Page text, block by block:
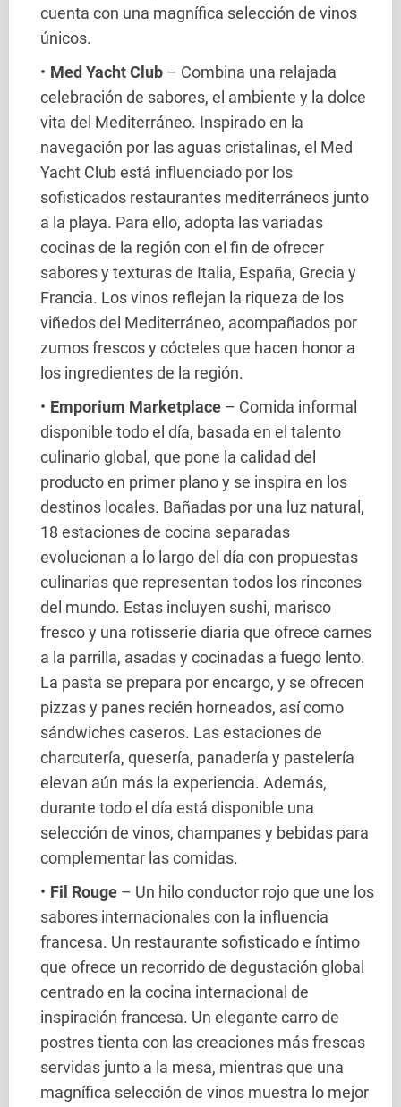
cuenta con una magnífica selección de vinos
únicos.
Med Yacht Club – Combina una relajada
celebración de sabores, el ambiente y la dolce
vita del Mediterráneo. Inspirado en la
navegación por las aguas cristalinas, el Med
Yacht Club está influenciado por los
sofisticados restaurantes mediterráneos junto
a la playa. Para ello, adopta las variadas
cocinas de la región con el fin de ofrecer
sabores y texturas de Italia, España, Grecia y
Francia. Los vinos reflejan la riqueza de los
viñedos del Mediterráneo, acompañados por
zumos frescos y cócteles que hacen honor a
los ingredientes de la región.
Emporium Marketplace – Comida informal
disponible todo el día, basada en el talento
culinario global, que pone la calidad del
producto en primer plano y se inspira en los
destinos locales. Bañadas por una luz natural,
18 estaciones de cocina separadas
evolucionan a lo largo del día con propuestas
culinarias que representan todos los rincones
del mundo. Estas incluyen sushi, marisco
fresco y una rotisserie diaria que ofrece carnes
a la parrilla, asadas y cocinadas a fuego lento.
La pasta se prepara por encargo, y se ofrecen
pizzas y panes recién horneados, así como
sándwiches caseros. Las estaciones de
charcutería, quesería, panadería y pastelería
elevan aún más la experiencia. Además,
durante todo el día está disponible una
selección de vinos, champanes y bebidas para
complementar las comidas.
Fil Rouge – Un hilo conductor rojo que une los
sabores internacionales con la influencia
francesa. Un restaurante sofisticado e íntimo
que ofrece un recorrido de degustación global
centrado en la cocina internacional de
inspiración francesa. Un elegante carro de
postres tienta con las creaciones más frescas
servidas junto a la mesa, mientras que una
magnífica selección de vinos muestra lo mejor